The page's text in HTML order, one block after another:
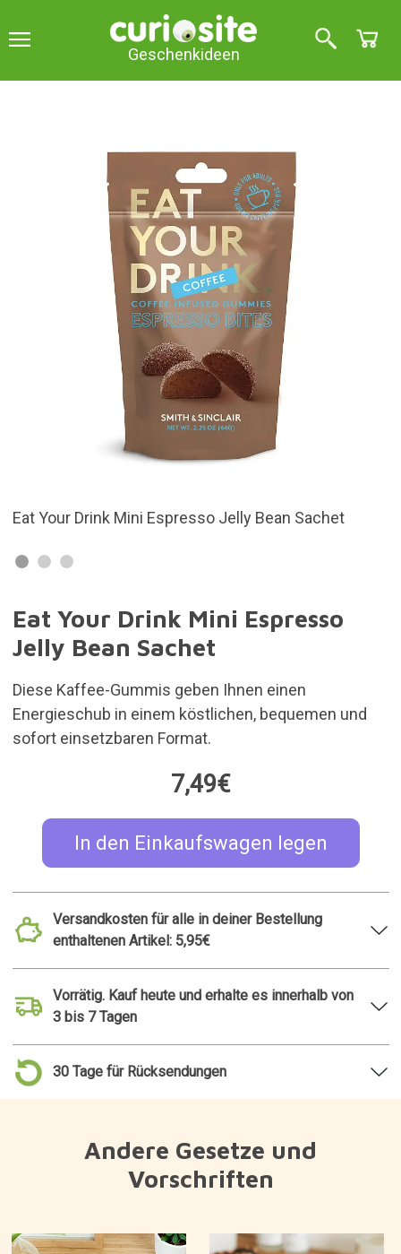
Geschenkideen
Sachet 40 mg Koffein pro Jelly Bean
Eat Your Drink Mini Espresso
Jelly Bean Sachet
Diese Kaffee-Gummis geben Ihnen einen
Energieschub in einem köstlichen, bequemen und
sofort einsetzbaren Format.
7,49€
In den Einkaufswagen legen
Versandkosten für alle in deiner Bestellung
enthaltenen Artikel: 5,95€
Vorrätig. Kauf heute und erhalte es innerhalb von
3 bis 7 Tagen
30 Tage für Rücksendungen
Andere Gesetze und
Vorschriften